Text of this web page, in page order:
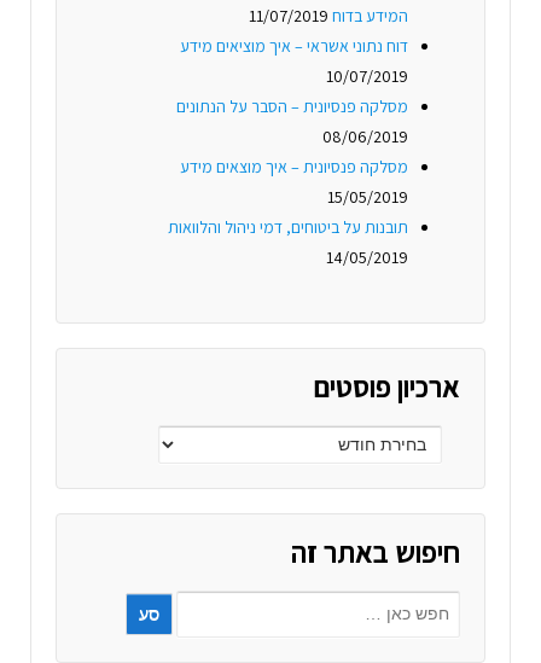
המידע בדוח 11/07/2019
דוח נתוני אשראי – איך מוציאים מידע
10/07/2019
מסלקה פנסיונית – הסבר על הנתונים
08/06/2019
מסלקה פנסיונית – איך מוצאים מידע
15/05/2019
תובנות על ביטוחים, דמי ניהול והלוואות
14/05/2019
ארכיון פוסטים
חיפוש באתר זה